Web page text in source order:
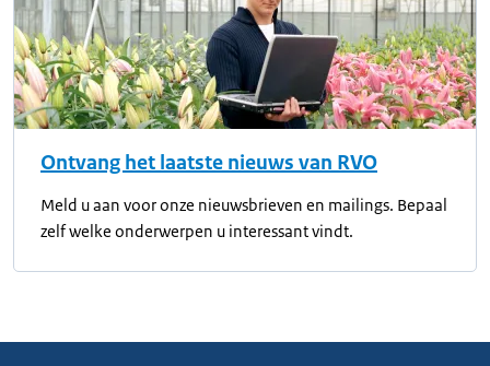
Ontvang het laatste nieuws van RVO
Meld u aan voor onze nieuwsbrieven en mailings. Bepaal
zelf welke onderwerpen u interessant vindt.